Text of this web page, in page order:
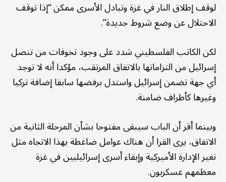
لوقف إطلاق النار في غزة وتبادل الأسرى ممكن “إذا توقف
الاحتلال عن وضع شروط جديدة”.
لكن الكاتب الفلسطيني شدد على وجود تخوفات من تنصل
إسرائيل من التزاماتها بالاتفاق المرتقب، مؤكدا أنه لا توجد
أي جهة تضمن إسرائيل واستدل برفضها سابقا إضافة تركيا
وغيرها كأطراف ضامنة.
وبينما أقر أن الباب سيبقى مفتوحا بشأن المرحلة الثانية من
الاتفاق، يرى القرا أن هناك عوامل ضاغطة بهذا الاتجاه مثل
تغير الإدارة الأميركية وإبقاء أسرى إسرائيليين في غزة
معظمهم عسكريون.